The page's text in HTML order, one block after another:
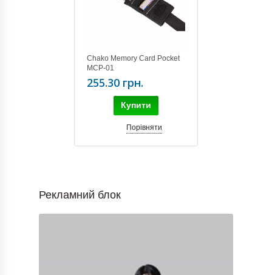
Chako Memory Card Pocket
MCP-01
255.30 грн.
Купити
Порівняти
Рекламний блок